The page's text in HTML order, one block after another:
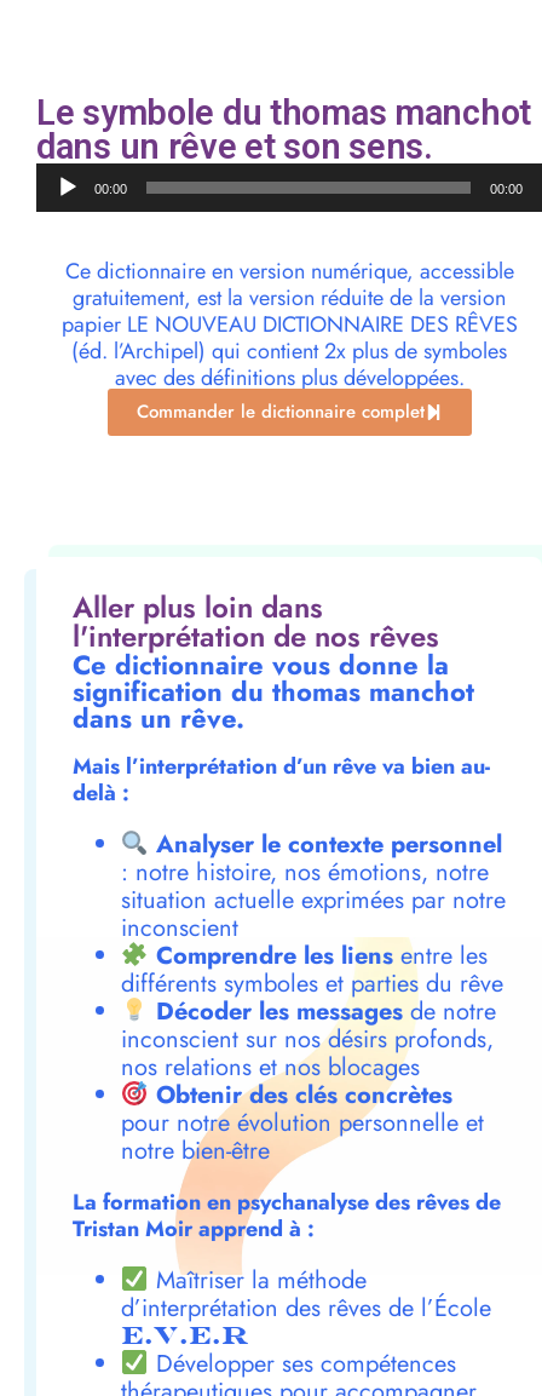
Le symbole du thomas manchot
dans un rêve et son sens.
Lecteur
audio00:00 00:00
Ce dictionnaire en version numérique, accessible
gratuitement, est la version réduite de la version
papier LE NOUVEAU DICTIONNAIRE DES RÊVES
(éd. l’Archipel) qui contient 2x plus de symboles
avec des définitions plus développées.
Commander le dictionnaire complet
Aller plus loin dans
l'interprétation de nos rêves
Ce dictionnaire vous donne la
signification du thomas manchot
dans un rêve.
Mais l’interprétation d’un rêve va bien au-
delà :
Analyser le contexte personnel
: notre histoire, nos émotions, notre
situation actuelle exprimées par notre
inconscient
Comprendre les liensentre les
différents symboles et parties du rêve
Décoder les messagesde notre
inconscient sur nos désirs profonds,
nos relations et nos blocages
Obtenir des clés concrètes
pour notre évolution personnelle et
notre bien-être
La formation en psychanalyse des rêves de
Tristan Moir apprend à :
Maîtriser la méthode
d’interprétation des rêves de l’École
E.V.E.R
Développer ses compétences